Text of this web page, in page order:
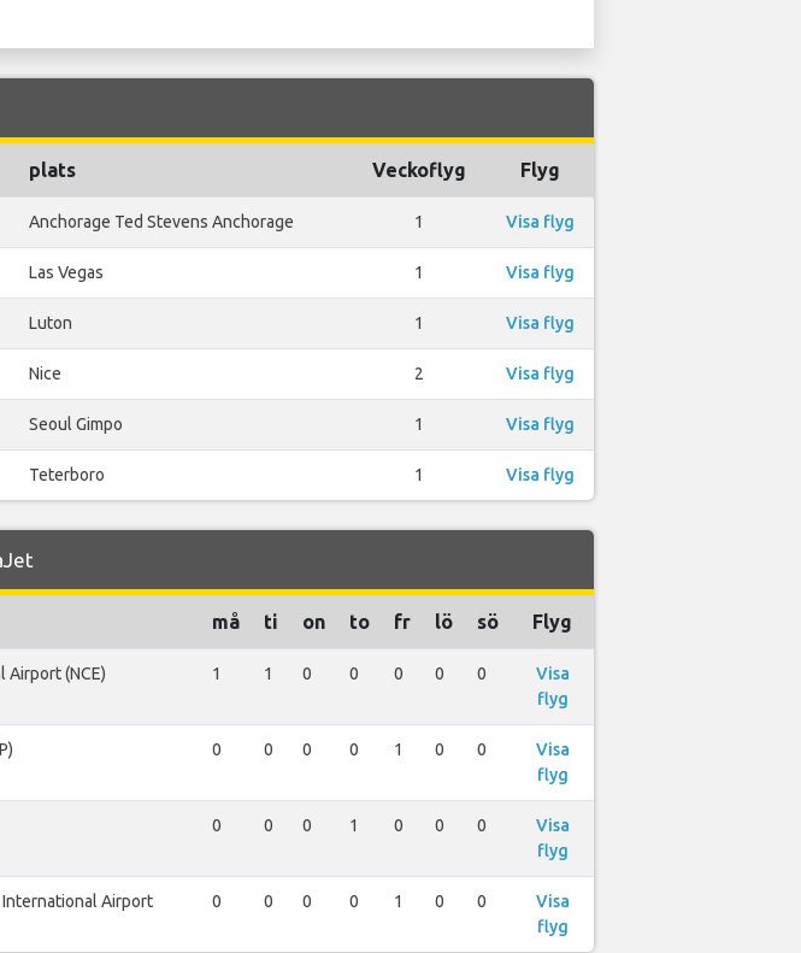
plats Veckoflyg Flyg
Anchorage Ted Stevens Anchorage 1 Visa flyg
Las Vegas 1 Visa flyg
Luton 1 Visa flyg
Nice 2 Visa flyg
Seoul Gimpo 1 Visa flyg
Teterboro 1 Visa flyg
må ti on to fr lö sö Flyg
Airport (NCE) 1 1 0 0 0 0 0
Visa
flyg
0 0 0 0 1 0 0
Visa
flyg
0 0 0 1 0 0 0
Visa
flyg
Airport
0 0 0 0 1 0 0
Visa
flyg